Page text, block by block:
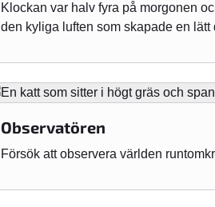
Klockan var halv fyra på morgonen
den kyliga luften som skapade en lätt
Observatören
Försök att observera världen